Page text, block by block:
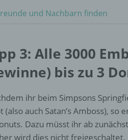
und Nachbarn finden
3: Alle 3000
bis zu 3
ihr beim Simpsons
(also auch Satan’s Amboss),
Dazu müsst ihr ab
wird dies nicht freigeschaltet.
e) Profiling
Profiling ist jede Art der
personenbezogener Daten, die
personenbezogenen Daten
persönliche Aspekte, die sich auf